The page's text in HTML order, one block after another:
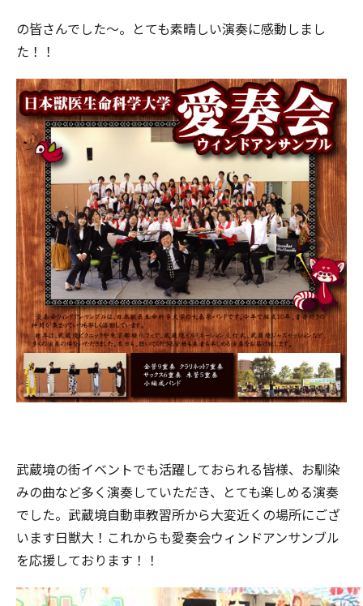
の皆さんでした～。とても素晴しい演奏に感動しまし
た！！
武蔵境の街イベントでも活躍しておられる皆様、お馴染
みの曲など多く演奏していただき、とても楽しめる演奏
でした。武蔵境自動車教習所から大変近くの場所にござ
います日獣大！これからも愛奏会ウィンドアンサンブル
を応援しております！！